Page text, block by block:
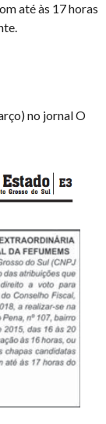
até às 17 horas
no jornal O